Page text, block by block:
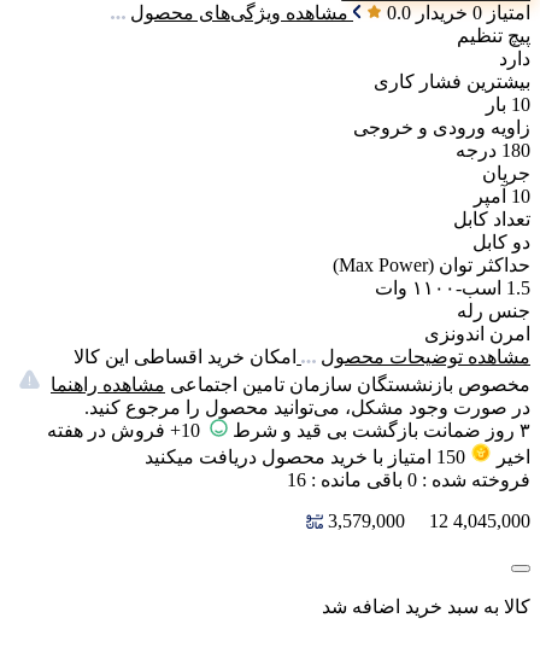
امتیاز 0 خریدار 0.0
مشاهده ویژگی‌های محصول
پیچ تنظیم
دارد
بیشترین فشار کاری
10 بار
زاویه ورودی و خروجی
180 درجه
جریان
10 آمپر
تعداد کابل
دو کابل
حداکثر توان (Max Power)
1.5 اسب-۱۱٠٠ وات
جنس رله
امرن اندونزی
مشاهده توضیحات محصول
امکان خرید اقساطی این کالا
مخصوص بازنشستگان سازمان تامین اجتماعی مشاهده راهنما
در صورت وجود مشکل، می‌توانید محصول را مرجوع کنید.
۳ روز ضمانت بازگشت بی قید و شرط
10+ فروش در هفته
اخیر
150 امتیاز با خرید محصول دریافت میکنید
فروخته شده : 0 باقی مانده : 16
4,045,000
12
3,579,000
کالا به سبد خرید اضافه شد